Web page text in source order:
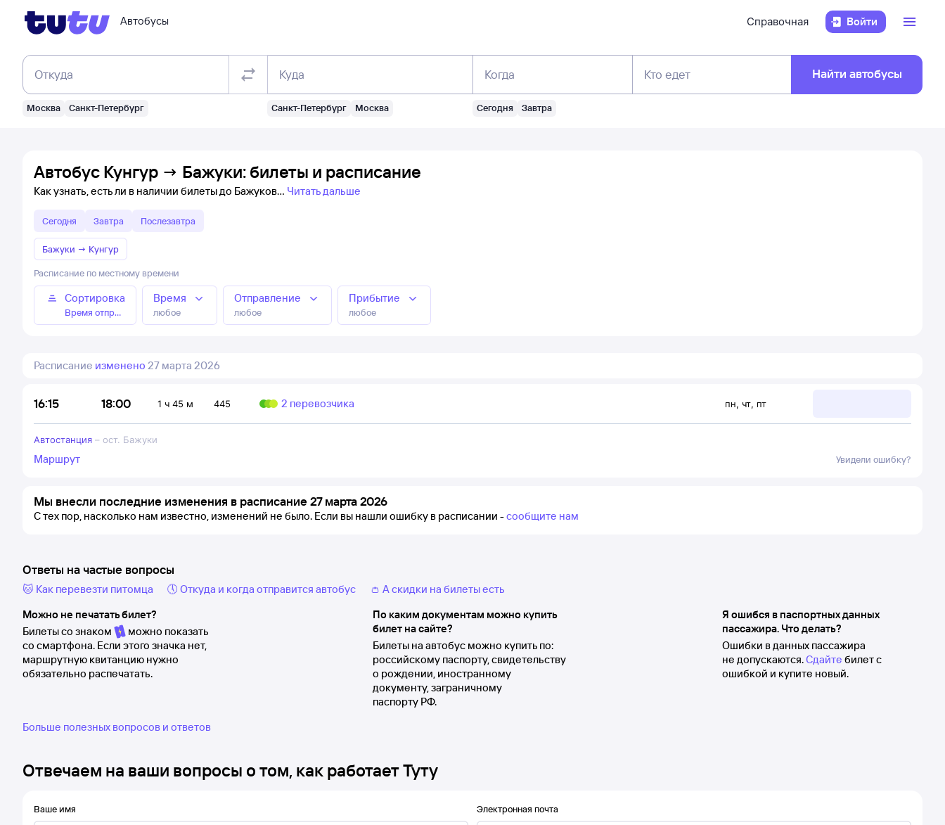
Автобусы Справочная Войти
Откуда
Москва Санкт-Петербург
Куда
Санкт-Петербург Москва
Когда
Сегодня Завтра
Кто едет Найти автобусы
Автобус Кунгур → Бажуки: билеты и расписание
Как узнать, есть ли в наличии билеты до Бажуков Читать дальше
Сегодня Завтра Послезавтра
Бажуки → Кунгур
Расписание по местному времени
Сортировка
Время отправления
Время
любое
Отправление
любое
Прибытие
любое
Расписание изменено 27 марта 2026
16:15 18:00 1 ч 45 м 445 2 перевозчика пн, чт, пт
Автостанция – ост. Бажуки
Маршрут Увидели ошибку?
Мы внесли последние изменения в расписание 27 марта 2026
С тех пор, насколько нам известно, изменений не было. Если вы нашли ошибку в расписании -сообщите нам
Ответы на частые вопросы
🐱 Как перевезти питомца 🕔 Откуда и когда отправится автобус
👛 А скидки на билеты есть
Можно не печатать билет?
Билеты со знаком
можно показать
со смартфона. Если этого значка нет,
маршрутную квитанцию нужно
обязательно распечатать.
По каким документам можно купить
билет на сайте?
Билеты на автобус можно купить по:
российскому паспорту, свидетельству
о рождении, иностранному
документу, заграничному
паспорту РФ.
Я ошибся в паспортных данных
пассажира. Что делать?
Ошибки в данных пассажира
не допускаются.Сдайте билет с
ошибкой и купите новый.
Больше полезных вопросов и ответов
Отвечаем на ваши вопросы о том, как работает Туту
Ваше имя Электронная почта